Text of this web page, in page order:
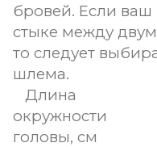
бровей. Если ваш
стыке между
то следует
шлема.
Длина
окружности
головы, см